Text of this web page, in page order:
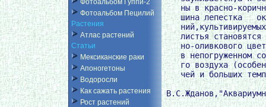
Фотоальбом Гуппи-2
Фотоальбом Пецилий
Растения
Атлас растений
Статьи
Мексиканские раки
Апоногетоны
Водоросли
Как сажать растения
Рост растений
ны в красно-
шина лепестка
листья становятся
но-оливкового
в непогруженном
го воздуха
чей и больших